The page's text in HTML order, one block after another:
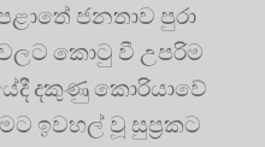
ජනතාව පුරා
කොටු වී උපරිම
දකුණු කොරියාවේ
ඉවහල් වූ සුප්‍රකට